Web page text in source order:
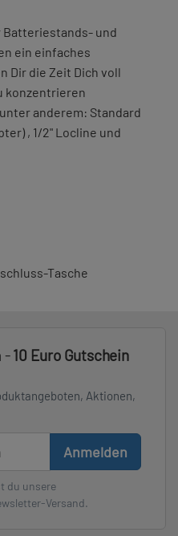
Batteriestands- und
ein einfaches
Dir die Zeit Dich voll
konzentrieren
anderem: Standard
, 1/2" Locline und
Tasche
-10 Euro Gutschein
Aktionen,
Anmelden
du unsere
Versand.